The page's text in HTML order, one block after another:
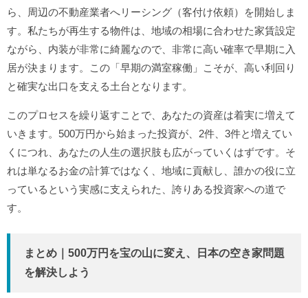
ら、周辺の不動産業者へリーシング（客付け依頼）を開始しま
す。私たちが再生する物件は、地域の相場に合わせた家賃設定
ながら、内装が非常に綺麗なので、非常に高い確率で早期に入
居が決まります。この「早期の満室稼働」こそが、高い利回り
と確実な出口を支える土台となります。
このプロセスを繰り返すことで、あなたの資産は着実に増えて
いきます。500万円から始まった投資が、2件、3件と増えてい
くにつれ、あなたの人生の選択肢も広がっていくはずです。そ
れは単なるお金の計算ではなく、地域に貢献し、誰かの役に立
っているという実感に支えられた、誇りある投資家への道で
す。
まとめ｜500万円を宝の山に変え、日本の空き家問題
を解決しよう